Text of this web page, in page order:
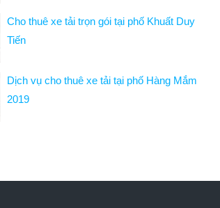
Cho thuê xe tải trọn gói tại phố Khuất Duy
Tiến
Dịch vụ cho thuê xe tải tại phố Hàng Mắm
2019